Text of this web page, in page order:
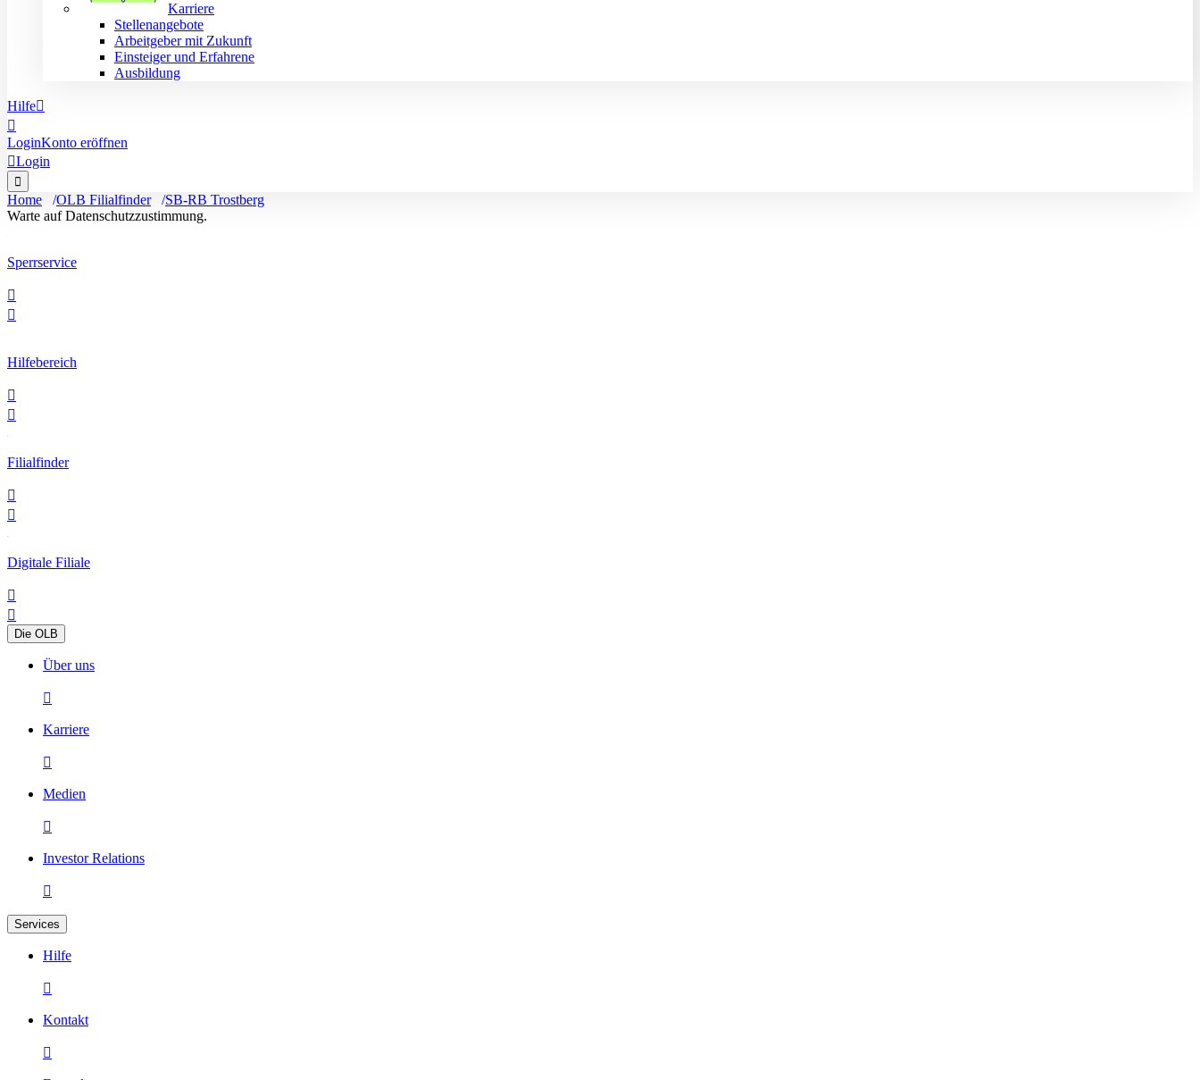
Karriere
Stellenangebote
Arbeitgeber mit Zukunft
Einsteiger und Erfahrene
Ausbildung
Hilfe

LoginKonto eröffnen
Login

Home OLB Filialfinder
SB-RB Trostberg
Warte auf Datenschutzzustimmung.
Sperrservice


Hilfebereich


Filialfinder


Digitale Filiale


Die OLB
Über uns

Karriere

Medien

Investor Relations

Services
Hilfe

Kontakt
